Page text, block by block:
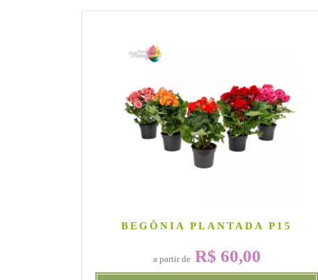
BEGÔNIA PLANTADA P15
a partir deR$ 60,00